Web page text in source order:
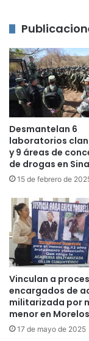
Desmantelan 6
laboratorios
y 9 áreas de
de drogas en
15 de febrero de
Vinculan a
encargados de
militarizada por
menor en Morelos
17 de mayo de 2025